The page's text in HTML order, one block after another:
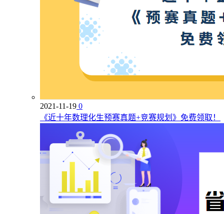
2021-11-19 0
《近十年数理化生预赛真题+竞赛规划》免费领取！